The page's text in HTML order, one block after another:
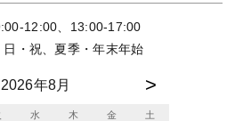
12:00、13:00-17:00
日・祝、夏季・年末年始
2026年8月
水 木 金 土